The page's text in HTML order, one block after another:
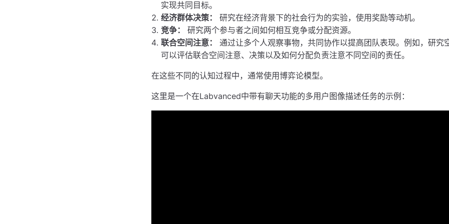
实现共同目标。
经济群体决策：
研究在经济背景下的社会行为的实验，使用奖励等动机。
竞争：
研究两个参与者之间如何相互竞争或分配资源。
联合空间注意：
通过让多个人观察事物，共同协作以提高团队表现。例如，研究
可以评估联合空间注意、决策以及如何分配负责注意不同空间的责任。
在这些不同的认知过程中，通常使用博弈论模型。
这里是一个在Labvanced中带有聊天功能的多用户图像描述任务的示例：